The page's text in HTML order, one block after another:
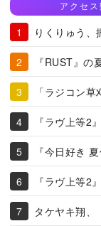
アクセス
りくりゅう、
『RUST』の
「ラジコン
『ラヴ上等2
『今日好き
『ラヴ上等2
タケヤキ翔、